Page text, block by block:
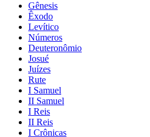
Gênesis
Êxodo
Levítico
Números
Deuteronômio
Josué
Juízes
Rute
I Samuel
II Samuel
I Reis
II Reis
I Crônicas